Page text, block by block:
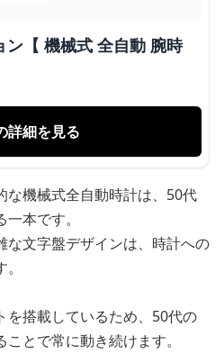
【 機械式 全自動 腕時
詳細を見る
な機械式全自動時計は、50代
本です。
な文字盤デザインは、時計への
を搭載しているため、50代の
とで常に動き続けます。